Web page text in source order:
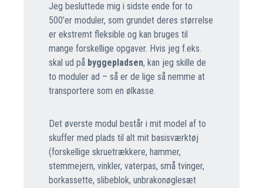
Jeg besluttede mig i sidste ende for to
500’er moduler, som grundet deres størrelse
er ekstremt fleksible og kan bruges til
mange forskellige opgaver. Hvis jeg f.eks.
skal ud på byggepladsen, kan jeg skille de
to moduler ad – så er de lige så nemme at
transportere som en ølkasse.
Det øverste modul består i mit model af to
skuffer med plads til alt mit basisværktøj
(forskellige skruetrækkere, hammer,
stemmejern, vinkler, vaterpas, små tvinger,
borkassette, slibeblok, unbrakonøglesæt